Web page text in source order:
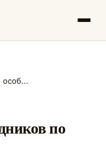
особ...
по